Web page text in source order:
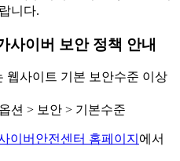
니다.
사이버 보안 정책 안내
웹사이트 기본 보안수준 이상
션 > 보안 > 기본수준
이버안전센터 홈페이지 에서